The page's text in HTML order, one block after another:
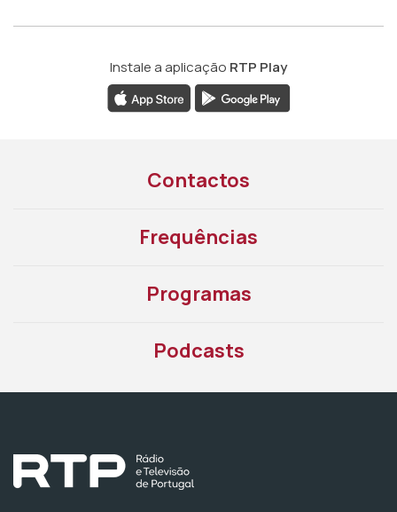
Instale a aplicação RTP Play
Contactos
Frequências
Programas
Podcasts